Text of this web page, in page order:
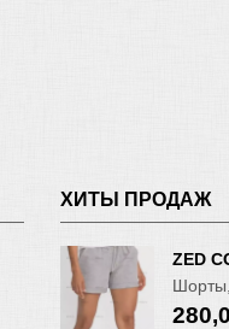
ХИТЫ ПРОДАЖ
ZED